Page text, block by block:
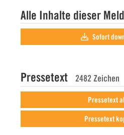
Alle Inhalte dieser
Sofort
Pressetext 2482 Zeichen
Pressetext
Pressetext